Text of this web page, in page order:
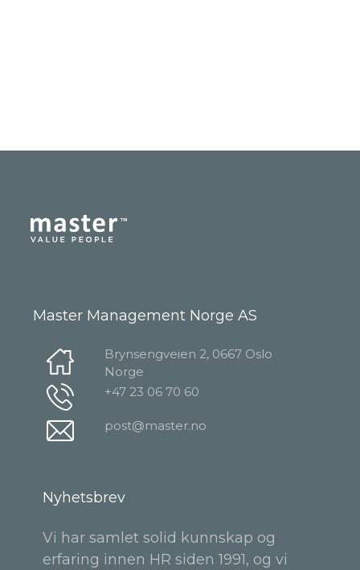
Master Management Norge AS
Brynsengveien 2, 0667 Oslo
Norge
+47 23 06 70 60
post@master.no
Nyhetsbrev
Vi har samlet solid kunnskap og
erfaring innen HR siden 1991, og vi